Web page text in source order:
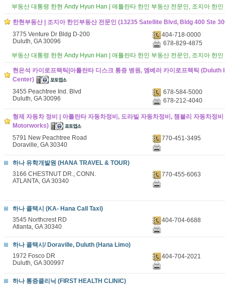
부동산 대통령 한현 Andy Hyun Han | 애틀란타 한인 부동산 전문인, 조지아 한
한현부동산 | 조지아 한인부동산 전문인 (13235 Satellite Blvd, Bldg 400 Ste
3775 Venture Dr Bldg D-200
Duluth, GA 30096
404-718-0000
678-829-4875
부동산 대통령 한현 Andy Hyun Han | 애틀란타 한인 부동산 전문인, 조지아 한
현은석 카이로프랙틱|아틀란타 디스크 통증 병원, 엠베러 카이로프랙틱
Center)
3455 Peachtree Ind. Blvd
Duluth, GA 30096
678-584-5000
678-212-4040
형제 자동차 정비 | 아틀란타 자동차정비, 도라빌 자동차정비, 챔블리 자동차정
Motorworks)
5791 New Peachtree Road
Doraville, GA 30340
770-451-3495
하나 유학개발원 (HANA TRAVEL & TOUR)
3166 CHESTNUT DR., CONN.
ATLANTA, GA 30340
770-455-6063
하나 콜택시 (KA- Hana Call Taxi)
3545 Northcrest RD
Atlanta, GA 30340
404-704-6688
하나 콜택시/ Doraville, Duluth (Hana Limo)
1972 Fosco DR
Duluth, GA 300997
404-704-2021
하나 통증클리닉 (FIRST HEALTH CLINIC)